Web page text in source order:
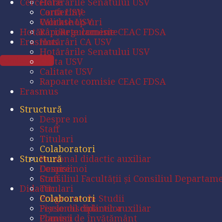
Carta USV
Calitate USV
Rapoarte comisie CEAC FDSA
Erasmus
Admitere 2026
Conferințe
Workshop-uri
Hotărâri/Regulamente
Hotărâri CA USV
Hotărârile Senatului USV
Carta USV
Calitate USV
Rapoarte comisie CEAC FDSA
Erasmus
Structură
Despre noi
Staff
Titulari
Colaboratori
Personal didactic auxiliar
Comisii
Consiliul Facultății și Consiliul
Didactic
Programe de Studii
Fișele disciplinelor
Planuri de învățământ
Structură
Despre noi
Staff
Titulari
Colaboratori
Personal didactic auxiliar
Comisii